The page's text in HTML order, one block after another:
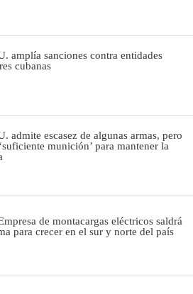
amplía sanciones contra entidades
cubanas
admite escasez de algunas armas, pero
munición’ para mantener la
de montacargas eléctricos saldrá
para crecer en el sur y norte del país